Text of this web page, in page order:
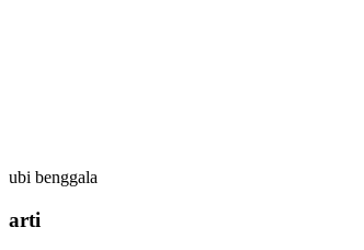
ubi benggala
arti